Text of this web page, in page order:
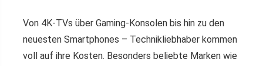
Von 4K-TVs über Gaming-Konsolen bis hin zu den
neuesten Smartphones – Technikliebhaber kommen
voll auf ihre Kosten. Besonders beliebte Marken wie